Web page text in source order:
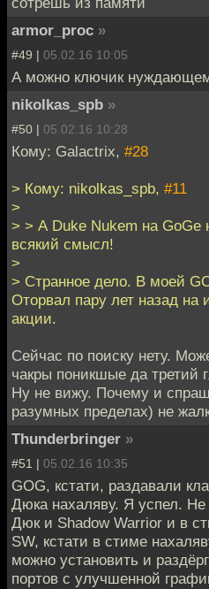
armor_proc »
#49 | 05.02.16 10:05
А можно ключик
nikolkas_spb »
#50 | 05.02.16 10:28
Кому: Galactrix, #28
> Кому: nikolkas_spb, #11
>
> > А Duke Nukem на GoGe
всякий смысл!
>
> Странное дело. В моей
Оторвал пару лет назад на
акции.
Сейчас по поиску нету.
чакры поникшые да третий
Ну не вижу. Почему и
разумных пределах) не
Thunderbringer »
#51 | 05.02.16 10:35
GOG, кстати, раздавали
Дюка нахаляву. Я успел. Не
Дюк и Shadow Warrior и в
SW, кстати в стиме
можно установить и
портов с улучшенной